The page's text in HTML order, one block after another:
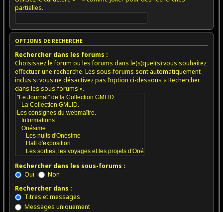
partielles.
OPTIONS DE RECHERCHE
Rechercher dans les forums :
Choisissez le forum ou les forums dans le(s)quel(s) vous souhaitez
effectuer une recherche. Les sous-forums sont automatiquement
inclus si vous ne désactivez pas l’option ci-dessous « Rechercher
dans les sous-forums ».
Rechercher dans les sous-forums :
Oui
Non
Rechercher dans :
Titres et messages
Messages uniquement